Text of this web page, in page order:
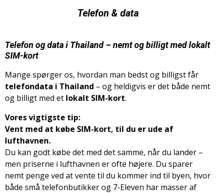
Telefon & data
Telefon og data i Thailand – nemt og billigt med lokalt
SIM-kort
Mange spørger os, hvordan man bedst og billigst får
telefondata i Thailand – og heldigvis er det både nemt
og billigt med et lokalt SIM-kort.
Vores vigtigste tip:
Vent med at købe SIM-kort, til du er ude af
lufthavnen.
Du kan godt købe det med det samme, når du lander –
men priserne i lufthavnen er ofte højere. Du sparer
nemt penge ved at vente til du kommer ind til byen, hvor
både små telefonbutikker og 7-Eleven har masser af